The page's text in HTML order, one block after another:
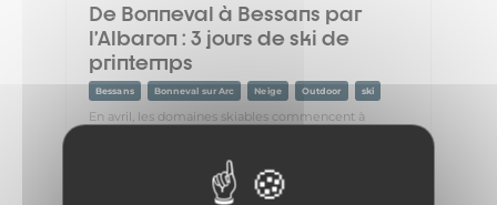
De Bonneval à Bessans par
l’Albaron : 3 jours de ski de
printemps
Bessans Bonneval sur Arc Neige Outdoor ski
En avril, les domaines skiables commencent à
Les journées rallongent, les températures s’ado...